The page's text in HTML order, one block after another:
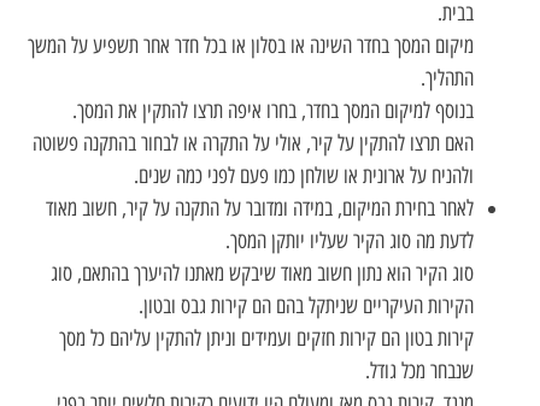
בבית.
מיקום המסך בחדר השינה או בסלון או בכל חדר אחר תשפיע על המשך
התהליך.
בנוסף למיקום המסך בחדר, בחרו איפה תרצו להתקין את המסך.
האם תרצו להתקין על קיר, אולי על התקרה או לבחור בהתקנה פשוטה
ולהניח על ארונית או שולחן כמו פעם לפני כמה שנים.
לאחר בחירת המיקום, במידה ומדובר על התקנה על קיר, חשוב מאוד
לדעת מה סוג הקיר שעליו יותקן המסך.
סוג הקיר הוא נתון חשוב מאוד שיבקש מאתנו להיערך בהתאם, סוג
הקירות העיקריים שניתקל בהם הם קירות גבס ובטון.
קירות בטון הם קירות חזקים ועמידים וניתן להתקין עליהם כל מסך
שנבחר מכל גודל.